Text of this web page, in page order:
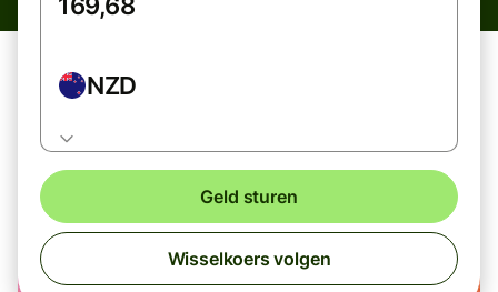
NZD
Geld sturen
Wisselkoers volgen